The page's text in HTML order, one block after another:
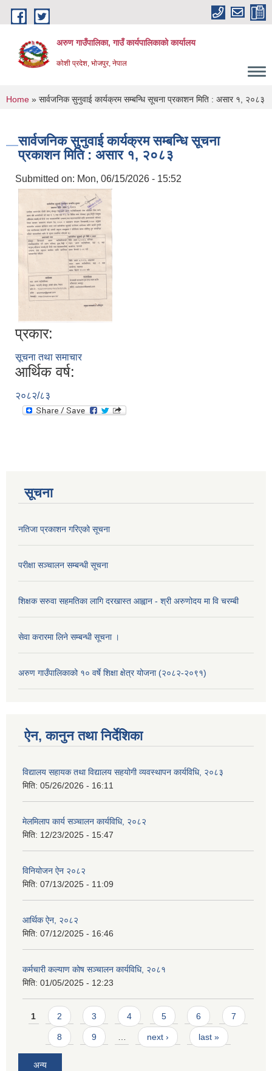
Skip to main content
अरुण गाउँपालिका, गाउँ कार्यपालिकाको कार्यालय
कोशी प्रदेश, भोजपुर, नेपाल
You are here
Home » सार्वजनिक सुनुवाई कार्यक्रम सम्बन्धि सूचना प्रकाशन मिति : असार १, २०८३
सार्वजनिक सुनुवाई कार्यक्रम सम्बन्धि सूचना
प्रकाशन मिति : असार १, २०८३
Submitted on: Mon, 06/15/2026 - 15:52
प्रकार:
सूचना तथा समाचार
आर्थिक वर्ष:
२०८२/८३
सूचना
नतिजा प्रकाशन गरिएको सूचना
परीक्षा सञ्चालन सम्बन्धी सूचना
शिक्षक सरुवा सहमतिका लागि दरखास्त आह्वान - श्री अरुणोदय मा वि चरम्बी
सेवा करारमा लिने सम्बन्धी सूचना ।
अरुण गाउँपालिकाको १० वर्षे शिक्षा क्षेत्र योजना (२०८२-२०९१)
ऐन, कानुन तथा निर्देशिका
विद्यालय सहायक तथा विद्यालय सहयोगी व्यवस्थापन कार्यविधि, २०८३
मिति: 05/26/2026 - 16:11
मेलमिलाप कार्य सञ्चालन कार्यविधि, २०८२
मिति: 12/23/2025 - 15:47
विनियोजन ऐन २०८२
मिति: 07/13/2025 - 11:09
आर्थिक ऐन, २०८२
मिति: 07/12/2025 - 16:46
कर्मचारी कल्याण कोष सञ्चालन कार्यविधि, २०८१
मिति: 01/05/2025 - 12:23
Pages
1 2 3 4 5 6 7
8 9 next › last »
अन्य